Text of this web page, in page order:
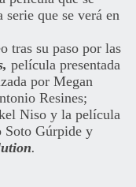
serie que se verá en
tras su paso por las
película presentada
por Megan
Resines;
Niso y la película
Soto Gúrpide y
.